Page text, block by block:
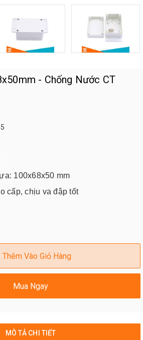
- Chống Nước CT
100x68x50 mm
cấp, chịu va đập tốt
Thêm Vào Giỏ Hàng
Mua Ngay
MÔ TẢ CHI TIẾT